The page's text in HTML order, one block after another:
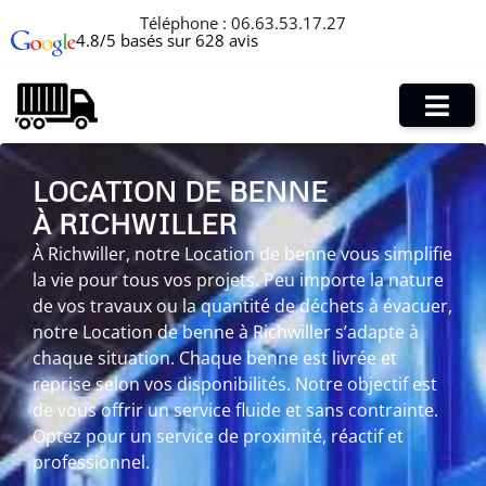
Téléphone : 06.63.53.17.27
4.8/5 basés sur 628 avis
LOCATION DE BENNE
À RICHWILLER
À Richwiller, notre Location de benne vous simplifie
la vie pour tous vos projets. Peu importe la nature
de vos travaux ou la quantité de déchets à évacuer,
notre Location de benne à Richwiller s’adapte à
chaque situation. Chaque benne est livrée et
reprise selon vos disponibilités. Notre objectif est
de vous offrir un service fluide et sans contrainte.
Optez pour un service de proximité, réactif et
professionnel.